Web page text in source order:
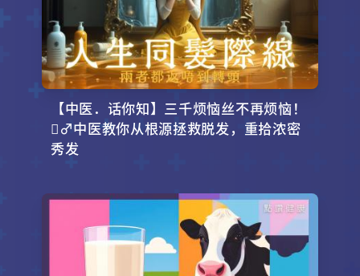
【中医．话你知】三千烦恼丝不再烦恼！
‍♂️中医教你从根源拯救脱发，重拾浓密
秀发